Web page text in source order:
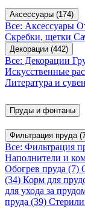
Аксессуары (174)
Все: Аксессуары
Скребки, щетки
Декорации (442)
Все: Декорации
Искусственные
Литература и
Пруды и фонтаны
Фильтрация пруда
Все: Фильтрация
Наполнители и
Обогрев пруда (7)
(34) Корм для
для ухода за
пруда (39)